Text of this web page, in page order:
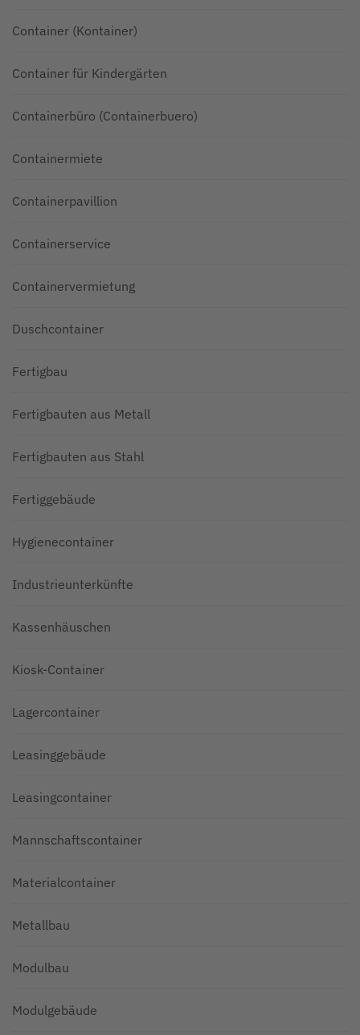
Container (Kontainer)
Container für Kindergärten
Containerbüro (Containerbuero)
Containermiete
Containerpavillion
Containerservice
Containervermietung
Duschcontainer
Fertigbau
Fertigbauten aus Metall
Fertigbauten aus Stahl
Fertiggebäude
Hygienecontainer
Industrieunterkünfte
Kassenhäuschen
Kiosk-Container
Lagercontainer
Leasinggebäude
Leasingcontainer
Mannschaftscontainer
Materialcontainer
Metallbau
Modulbau
Modulgebäude